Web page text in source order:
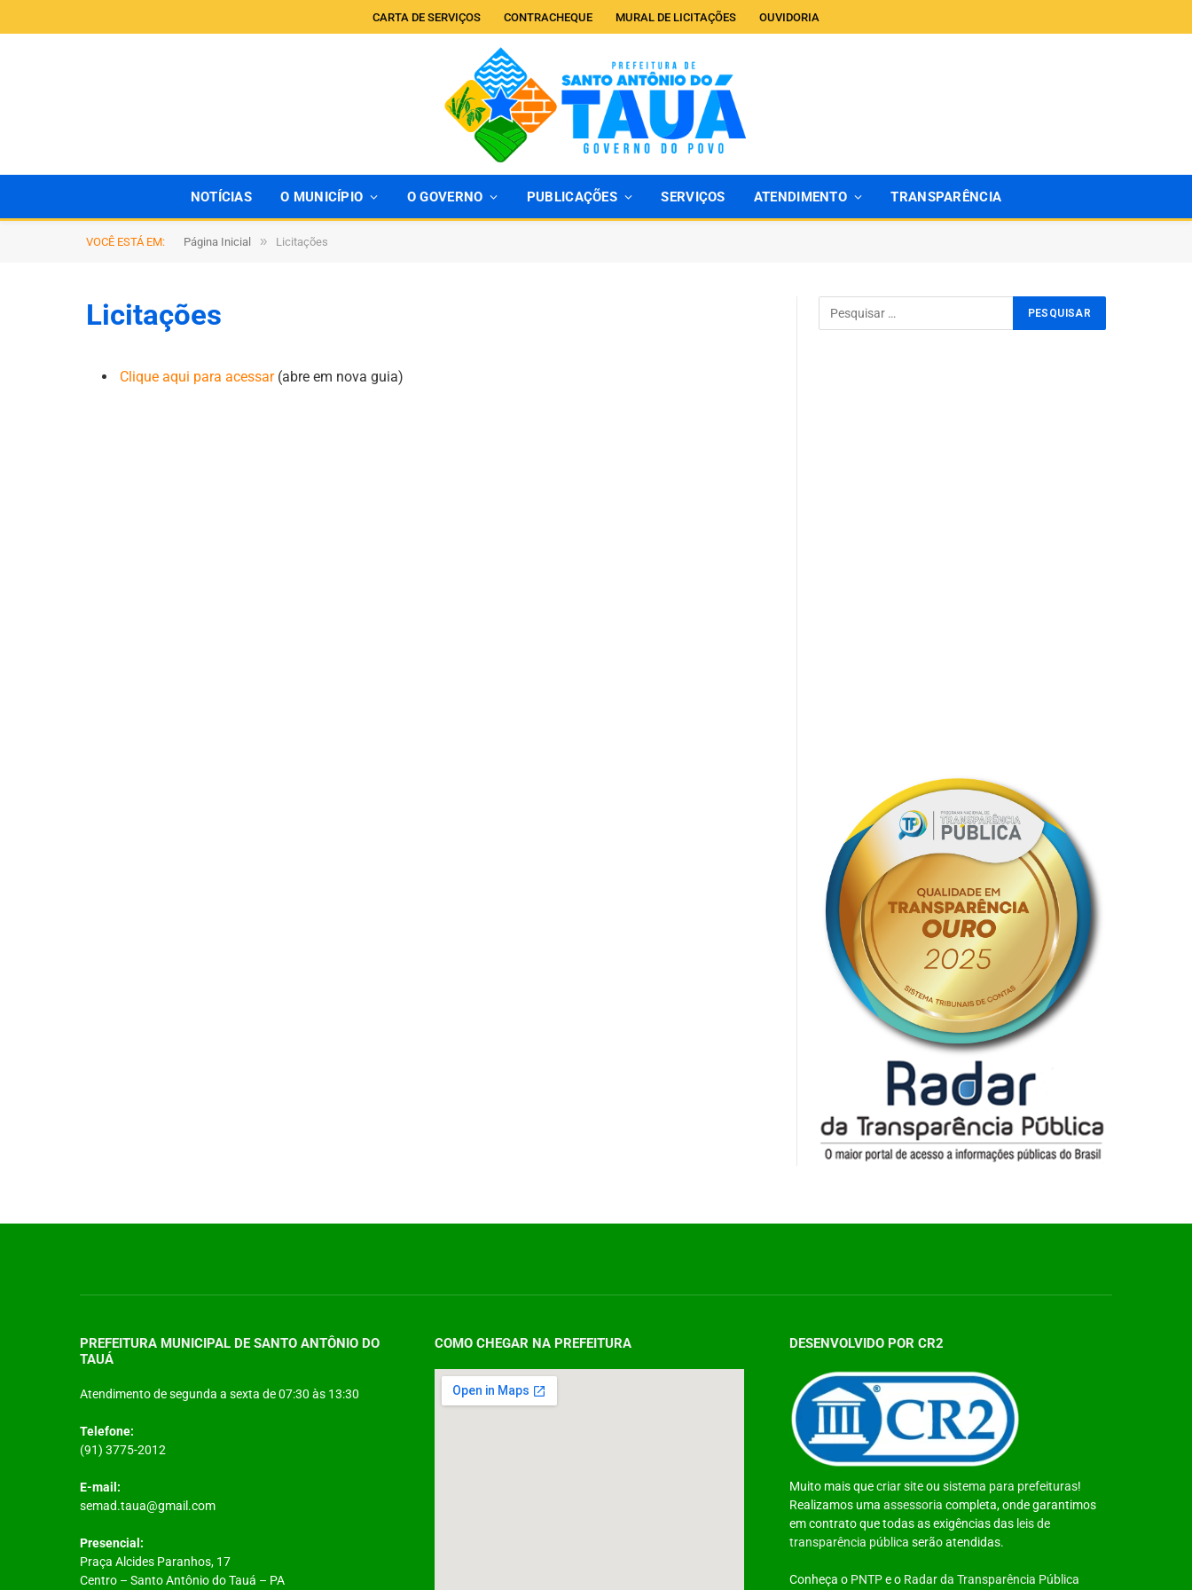
CARTA DE SERVIÇOS CONTRACHEQUE MURAL DE LICITAÇÕES OUVIDORIA
NOTÍCIAS O MUNICÍPIO O GOVERNO PUBLICAÇÕES SERVIÇOS ATENDIMENTO TRANSPARÊNCIA
VOCÊ ESTÁ EM: Página Inicial » Licitações
Licitações
Clique aqui para acessar (abre em nova guia)
PREFEITURA MUNICIPAL DE SANTO ANTÔNIO DO
TAUÁ
Atendimento de segunda a sexta de 07:30 às 13:30
Telefone:
(91) 3775-2012
E-mail:
semad.taua@gmail.com
Presencial:
Praça Alcides Paranhos, 17
Centro – Santo Antônio do Tauá – PA
COMO CHEGAR NA PREFEITURA DESENVOLVIDO POR CR2
Muito mais quecriar siteou sistema para prefeituras!
Realizamos uma assessoria completa, onde garantimos
em contrato que todas as exigências das leis de
transparência pública serão atendidas.
Conheça o PNTPe o Radar da Transparência Pública